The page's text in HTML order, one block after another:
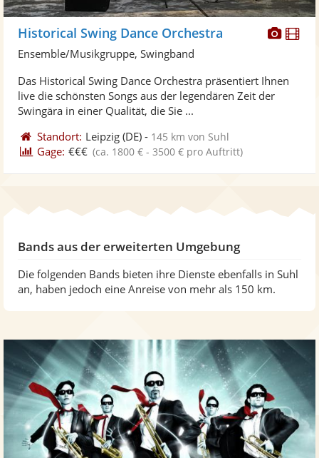
Fotos
Historical Swing Dance Orchestra
Ensemble/Musikgruppe, Swingband
Das Historical Swing Dance Orchestra präsentiert Ihnen
live die schönsten Songs aus der legendären Zeit der
Swingära in einer Qualität, die Sie ...
Standort: Leipzig (DE) - 145 km von Suhl
Gage: €€€ (ca. 1800 € - 3500 € pro Auftritt)
Bands aus der erweiterten Umgebung
Die folgenden Bands bieten ihre Dienste ebenfalls in Suhl
an, haben jedoch eine Anreise von mehr als 150 km.